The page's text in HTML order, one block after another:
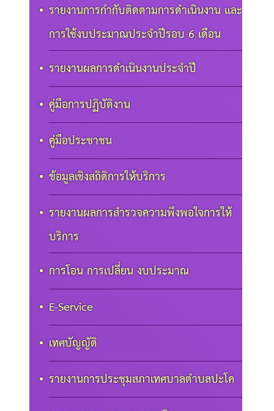
รายงานการกำกับติดตามการดำเนินงาน และ
การใช้งบประมาณประจำปีรอบ 6 เดือน
รายงานผลการดำเนินงานประจำปี
คู่มือการปฏิบัติงาน
คู่มือประชาชน
ข้อมูลเชิงสถิติการให้บริการ
รายงานผลการสำรวจความพึงพอใจการให้
บริการ
การโอน การเปลี่ยน งบประมาณ
E-Service
เทศบัญญัติ
รายงานการประชุมสภาเทศบาลตำบลปะโค